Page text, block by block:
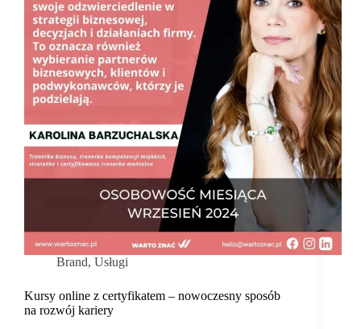
Brand, Usługi
Kursy online z certyfikatem – nowoczesny sposób
na rozwój kariery